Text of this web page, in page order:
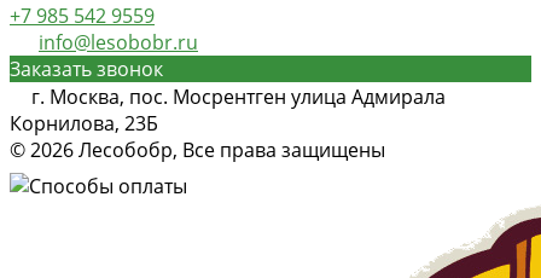
+7 985 542 9559
info@lesobobr.ru
Заказать звонок
г. Москва, пос. Мосрентген улица Адмирала
Корнилова, 23Б
© 2026 Лесобобр, Все права защищены